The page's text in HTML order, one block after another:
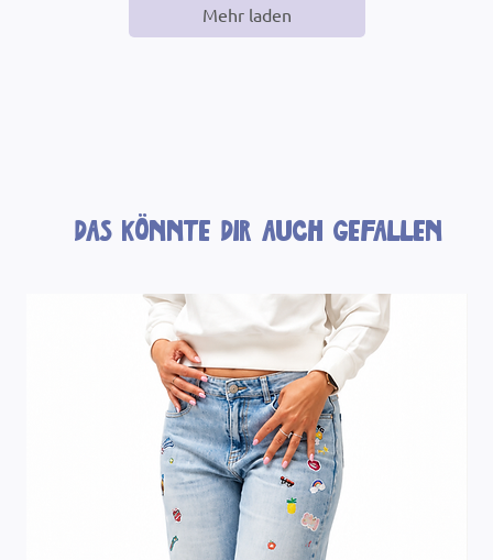
Mehr laden
Das könnte dir auch gefallen